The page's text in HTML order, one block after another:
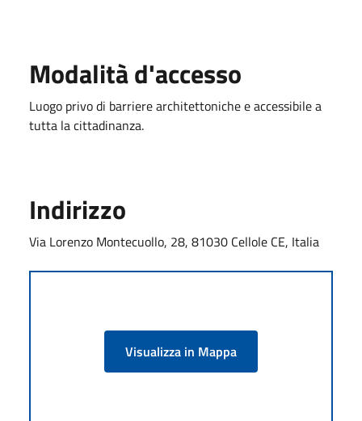
Modalità d'accesso
Luogo privo di barriere architettoniche e accessibile a
tutta la cittadinanza.
Indirizzo
Via Lorenzo Montecuollo, 28, 81030 Cellole CE, Italia
Visualizza in Mappa